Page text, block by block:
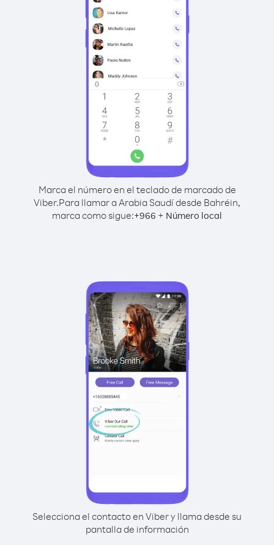
Marca el número en el teclado de marcado de
Viber.Para llamar a Arabia Saudí desde Bahréin,
marca como sigue:+966 + Número local
Selecciona el contacto en Viber y llama desde su
pantalla de información